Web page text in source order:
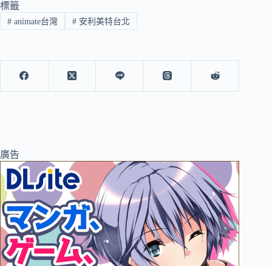
標籤
#animate台灣 #安利美特台北
廣告